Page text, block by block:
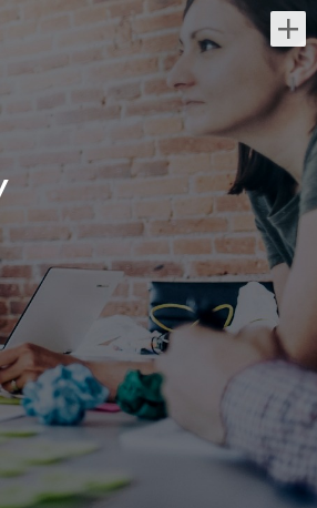
oferty pracy:
Ubezpieczeniowy /
Ubezpieczeniowa
portalu Praca.pl
Kielce
i pozyskiwanie własnego
klientów oraz relacji biznesowych
potrzeb klientów oraz dobór
ubezpieczeniowych
/ Specjalistka ds.